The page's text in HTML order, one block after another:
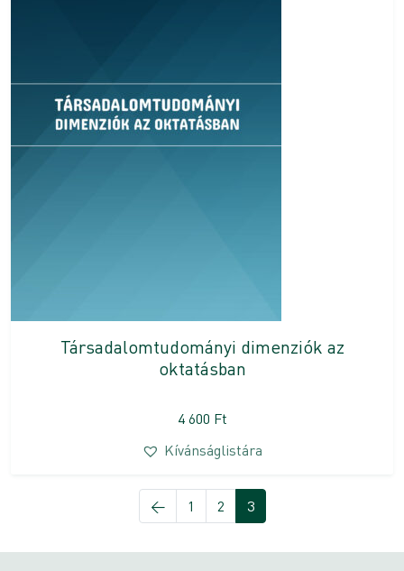
Társadalomtudományi dimenziók az
oktatásban
4 600 Ft
Kívánságlistára
← 1 2 3